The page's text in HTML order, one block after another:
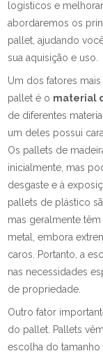
logísticos e
abordaremos os
pallet, ajudando
sua aquisição e uso.
Um dos fatores
pallet é o material
de diferentes
um deles possui
Os pallets de
inicialmente, mas
desgaste e à
pallets de plástico
mas geralmente
metal, embora
caros. Portanto, a
nas necessidades
de propriedade.
Outro fator
do pallet. Pallets
escolha do